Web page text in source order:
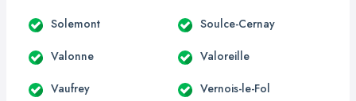
Solemont Soulce-Cernay
Valonne Valoreille
Vaufrey Vernois-le-Fol